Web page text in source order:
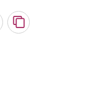
Copiar